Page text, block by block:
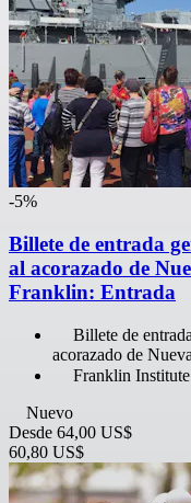
-5%
Billete de entrada
al acorazado de
Franklin: Entrada
Billete de
acorazado de
Franklin
Nuevo
Desde 64,00 US$
60,80 US$